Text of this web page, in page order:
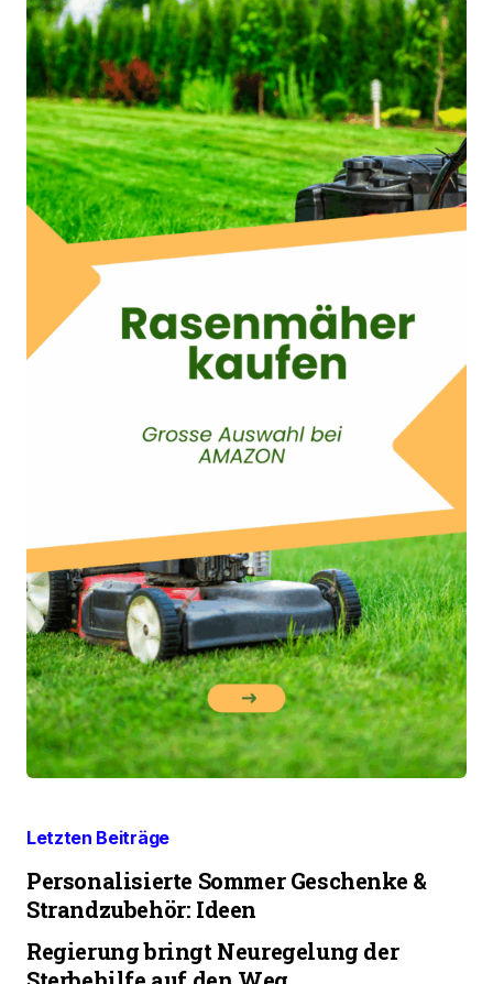
Letzten Beiträge
Personalisierte Sommer Geschenke &
Strandzubehör: Ideen
Regierung bringt Neuregelung der